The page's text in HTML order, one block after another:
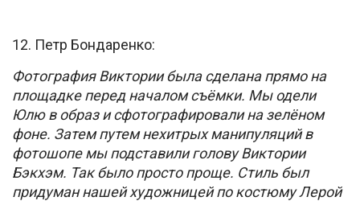
12. Петр Бондаренко:
Фотография Виктории была сделана прямо на
площадке перед началом съёмки. Мы одели
Юлю в образ и сфотографировали на зелёном
фоне. Затем путем нехитрых манипуляций в
фотошопе мы подставили голову Виктории
Бэкхэм. Так было просто проще. Стиль был
придуман нашей художницей по костюму Лерой